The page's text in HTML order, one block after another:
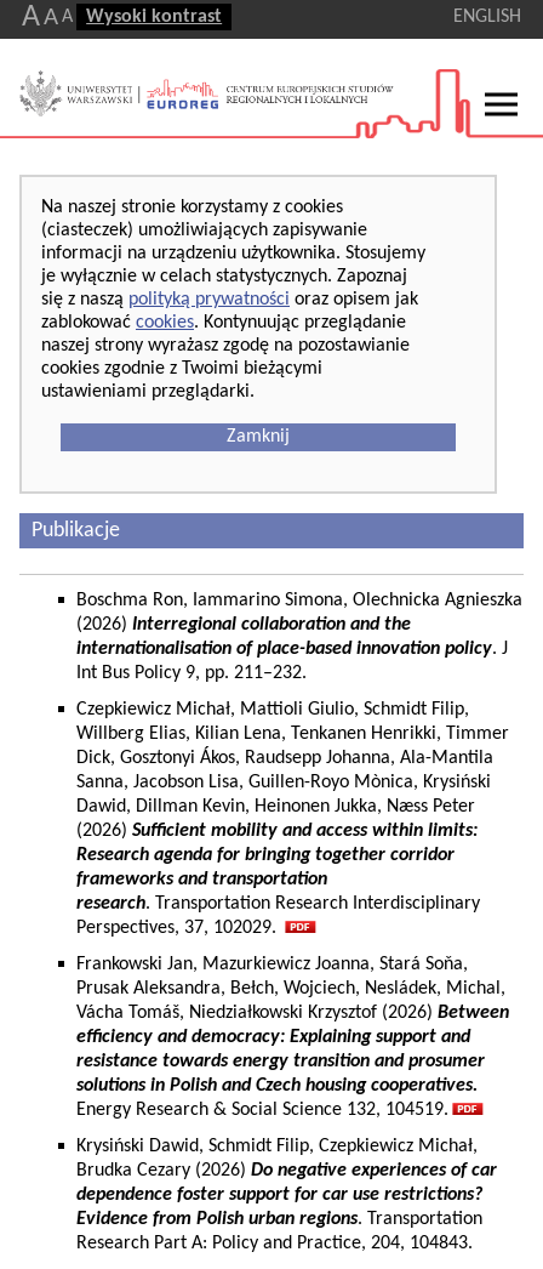
AA A Wysoki kontrast ENGLISH
Na naszej stronie korzystamy z cookies
(ciasteczek) umożliwiających zapisywanie
informacji na urządzeniu użytkownika. Stosujemy
je wyłącznie w celach statystycznych. Zapoznaj
się z naszą polityką prywatności oraz opisem jak
zablokować cookies. Kontynuując przeglądanie
naszej strony wyrażasz zgodę na pozostawianie
cookies zgodnie z Twoimi bieżącymi
ustawieniami przeglądarki.
Zamknij
Publikacje
Boschma Ron, Iammarino Simona, Olechnicka Agnieszka
(2026) Interregional collaboration and the
internationalisation of place-based innovation policy. J
Int Bus Policy 9, pp. 211–232.
Czepkiewicz Michał, Mattioli Giulio, Schmidt Filip,
Willberg Elias, Kilian Lena, Tenkanen Henrikki, Timmer
Dick, Gosztonyi Ákos, Raudsepp Johanna, Ala-Mantila
Sanna, Jacobson Lisa, Guillen-Royo Mònica, Krysiński
Dawid, Dillman Kevin, Heinonen Jukka, Næss Peter
(2026) Sufficient mobility and access within limits:
Research agenda for bringing together corridor
frameworks and transportation
research. Transportation Research Interdisciplinary
Perspectives, 37, 102029.
Frankowski Jan, Mazurkiewicz Joanna, Stará Soňa,
Prusak Aleksandra, Bełch, Wojciech, Nesládek, Michal,
Vácha Tomáš, Niedziałkowski Krzysztof (2026) Between
efficiency and democracy: Explaining support and
resistance towards energy transition and prosumer
solutions in Polish and Czech housing cooperatives.
Energy Research & Social Science 132, 104519.
Krysiński Dawid, Schmidt Filip, Czepkiewicz Michał,
Brudka Cezary (2026) Do negative experiences of car
dependence foster support for car use restrictions?
Evidence from Polish urban regions. Transportation
Research Part A: Policy and Practice, 204, 104843.